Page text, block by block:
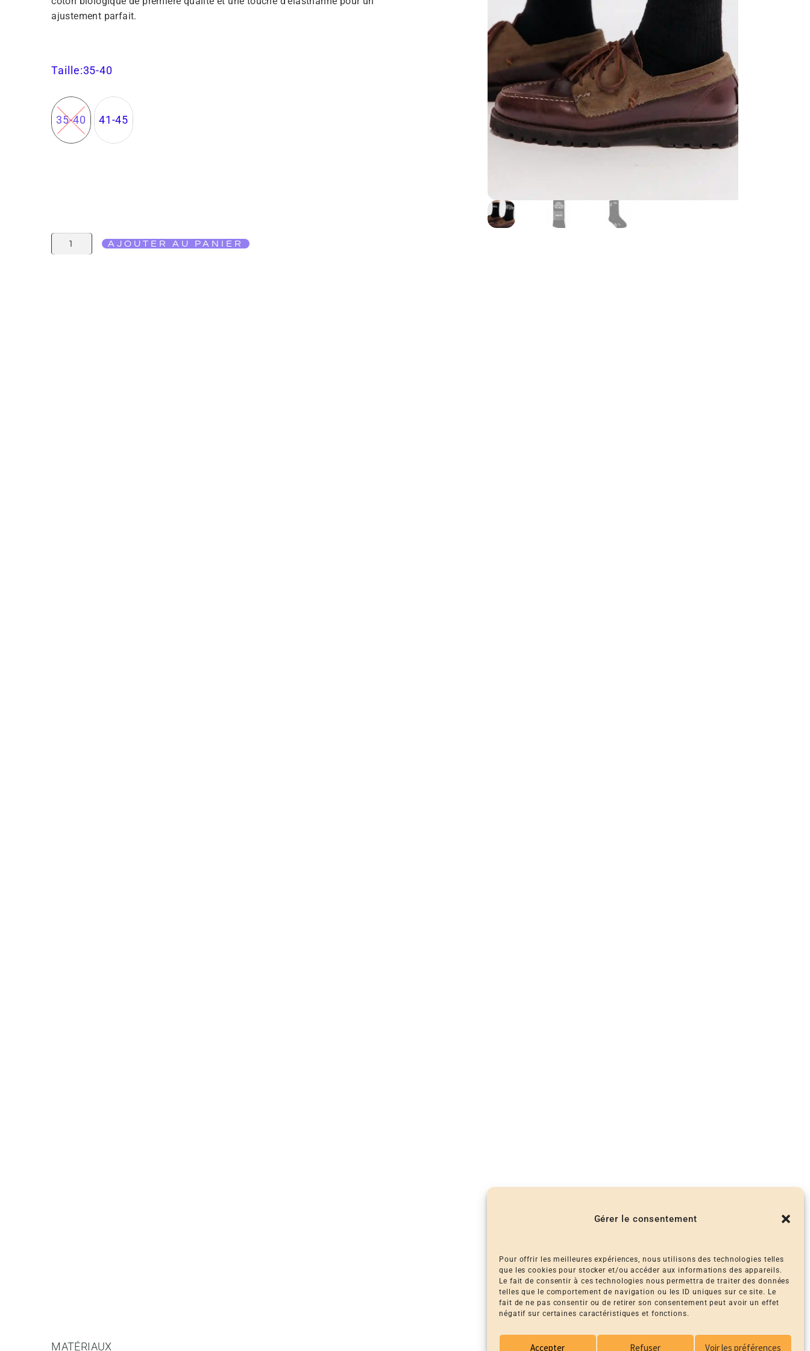
Gérer le consentement
Pour offrir les meilleures expériences, nous utilisons des technologies telles
que les cookies pour stocker et/ou accéder aux informations des appareils.
Le fait de consentir à ces technologies nous permettra de traiter des données
telles que le comportement de navigation ou les ID uniques sur ce site. Le
fait de ne pas consentir ou de retirer son consentement peut avoir un effet
négatif sur certaines caractéristiques et fonctions.
Accepter Refuser Voir les préférences
ajustement parfait.
Taille:35-40
35-40 41-45
AJOUTER AU PANIER
MATÉRIAUX